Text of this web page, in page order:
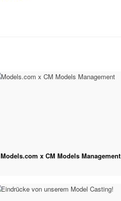
Models.com x CM Models Management